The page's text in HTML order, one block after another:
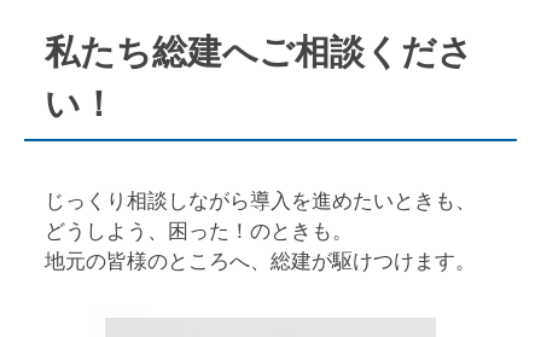
私たち総建へご相談くださ
い！
じっくり相談しながら導入を進めたいときも、
どうしよう、困った！のときも。
地元の皆様のところへ、総建が駆けつけます。